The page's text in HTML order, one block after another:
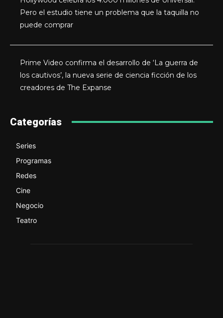
Pero el estudio tiene un problema que la taquilla no
puede comprar
Prime Video confirma el desarrollo de ‘La guerra de
los cautivos’, la nueva serie de ciencia ficción de los
creadores de The Expanse
Categorías
Series
Programas
Redes
Cine
Negocio
Teatro